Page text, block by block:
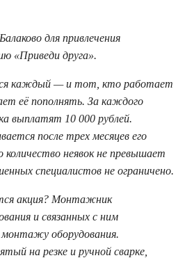
для привлечения
«Приведи друга».
каждый — и тот, кто работает
её пополнять. За каждого
выплатят 10 000 рублей.
после трех месяцев его
неявок не превышает
специалистов не ограничено.
акция? Монтажник
и связанных с ним
оборудования.
на резке и ручной сварке,